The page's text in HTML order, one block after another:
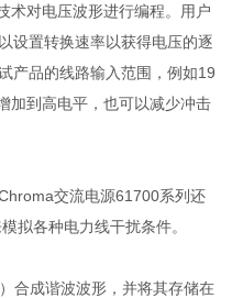
术对电压波形进行编程。用户
设置转换速率以获得电压的逐
产品的线路输入范围，例如19
加到高电平，也可以减少冲击
交流电源61700系列还
拟各种电力线干扰条件。
合成谐波波形，并将其存储在